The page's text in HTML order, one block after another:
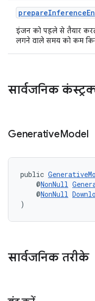
इंजन को पहले से तैयार
लगने वाले समय को कम
सार्वजनिक
GenerativeModel
public
@NonNull
@NonNull
)
सार्वजनिक तरीके